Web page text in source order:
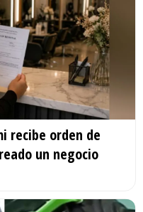
recibe orden de
un negocio